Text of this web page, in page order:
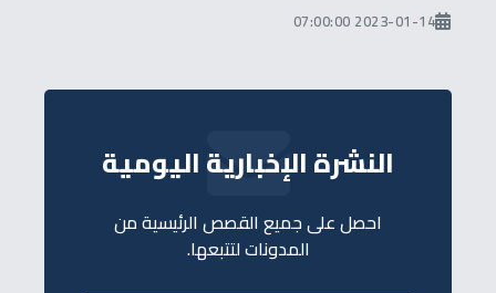
2023-01-14 07:00:00
النشرة الإخبارية اليومية
احصل على جميع القصص الرئيسية من
المدونات لتتبعها.